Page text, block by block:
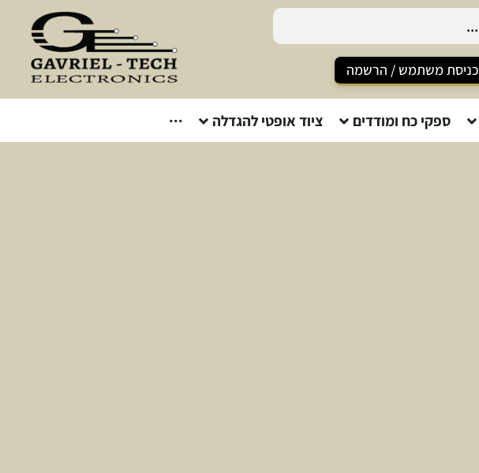
כניסת משתמש / הרשמה
ספקי כח ומודדים ציוד אופטי להגדלה ···